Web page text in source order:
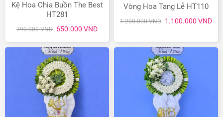
Kệ Hoa Chia Buồn The Best
HT281
790.000VND Giá
là:
790.000 VND.
650.000 VNDGiá
tại
là:
Vòng Hoa Tang Lễ HT110
1.200.000VND Giá
1.100.000 VNDGiá
là: